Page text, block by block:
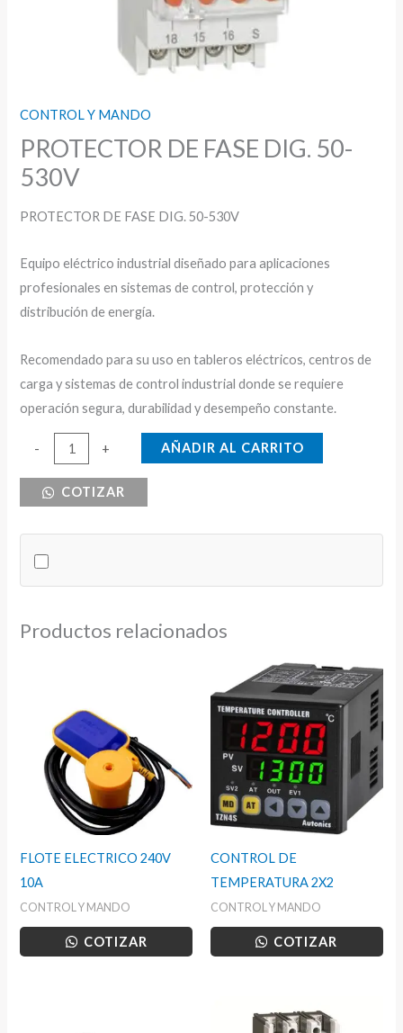
CONTROL Y MANDO
PROTECTOR DE FASE DIG. 50-
530V
PROTECTOR DE FASE DIG. 50-530V
Equipo eléctrico industrial diseñado para aplicaciones
profesionales en sistemas de control, protección y
distribución de energía.
Recomendado para su uso en tableros eléctricos, centros de
carga y sistemas de control industrial donde se requiere
operación segura, durabilidad y desempeño constante.
-
PROTECTOR
FASE
530V
cantidad
+ AÑADIR AL CARRITO
COTIZAR
Productos relacionados
FLOTE ELECTRICO 240V
10A
CONTROL Y MANDO
COTIZAR
CONTROL DE
TEMPERATURA 2X2
CONTROL Y MANDO
COTIZAR